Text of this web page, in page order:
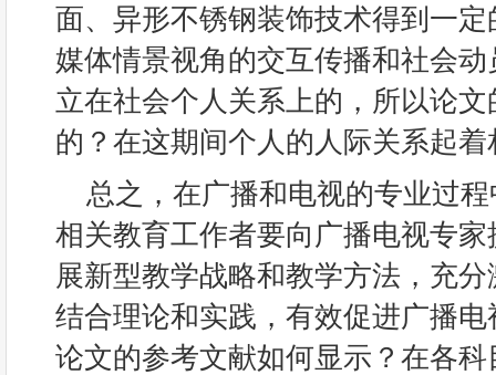
面、异形不锈钢装饰技术得到一
媒体情景视角的交互传播和社会
立在社会个人关系上的，所以论
的？在这期间个人的人际关系起
总之，在广播和电视的专业过
相关教育工作者要向广播电视专
展新型教学战略和教学方法，充
结合理论和实践，有效促进广播
论文的参考文献如何显示？在各